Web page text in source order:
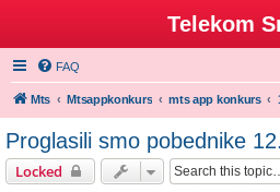
Telekom
FAQ
Mts Mtsappkonkurs mts app konkurs
Proglasili smo pobednike
Locked